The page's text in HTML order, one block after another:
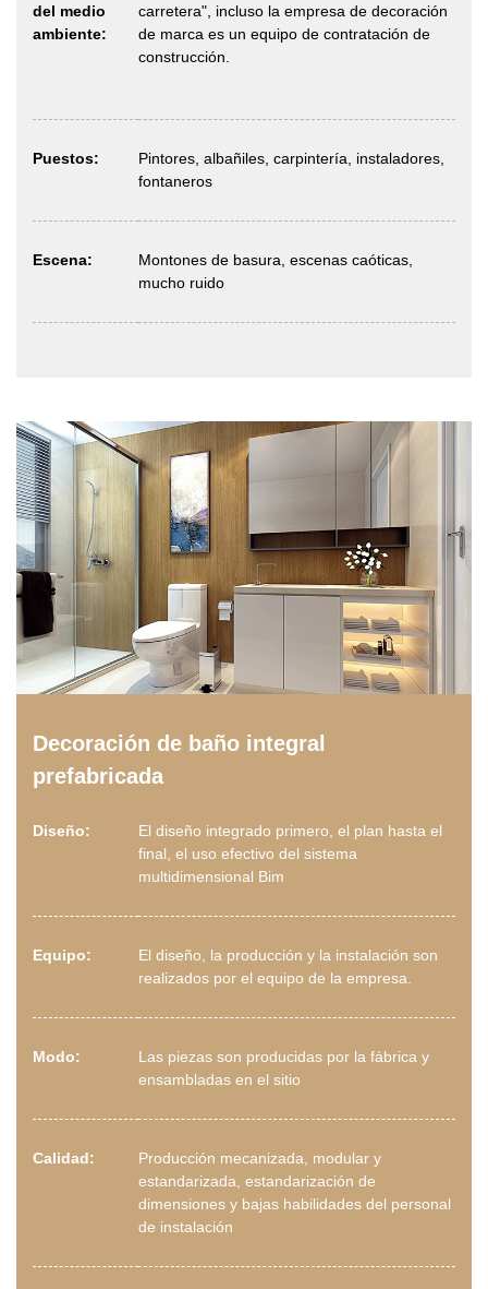
del medio
ambiente:
carretera", incluso la empresa de decoración
de marca es un equipo de contratación de
construcción.
Puestos:
Pintores, albañiles, carpintería, instaladores,
fontaneros
Escena:
Montones de basura, escenas caóticas,
mucho ruido
Decoración de baño integral
prefabricada
Diseño:
El diseño integrado primero, el plan hasta el
final, el uso efectivo del sistema
multidimensional Bim
Equipo:
El diseño, la producción y la instalación son
realizados por el equipo de la empresa.
Modo:
Las piezas son producidas por la fábrica y
ensambladas en el sitio
Calidad:
Producción mecanizada, modular y
estandarizada, estandarización de
dimensiones y bajas habilidades del personal
de instalación